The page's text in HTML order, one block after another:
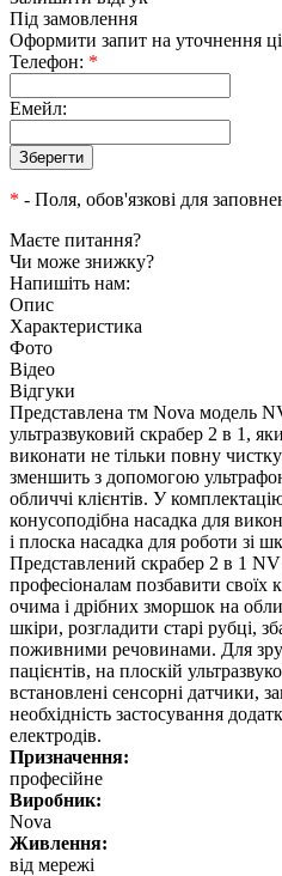
Під замовлення
Оформити запит на уточнення
Телефон: *
Емейл:
* - Поля, обов'язкові для
Маєте питання?
Чи може знижку?
Напишіть нам:
Опис
Характеристика
Фото
Відео
Відгуки
Представлена тм Nova модель
ультразвуковий скрабер 2 в 1,
виконати не тільки повну
зменшить з допомогою
обличчі клієнтів. У
конусоподібна насадка для
і плоска насадка для роботи зі
Представлений скрабер 2 в 1
професіоналам позбавити своїх
очима і дрібних зморшок на
шкіри, розгладити старі рубці,
поживними речовинами. Для
пацієнтів, на плоскій
встановлені сенсорні датчики,
необхідність застосування
електродів.
Призначення:
професійне
Виробник:
Nova
Живлення:
від мережі